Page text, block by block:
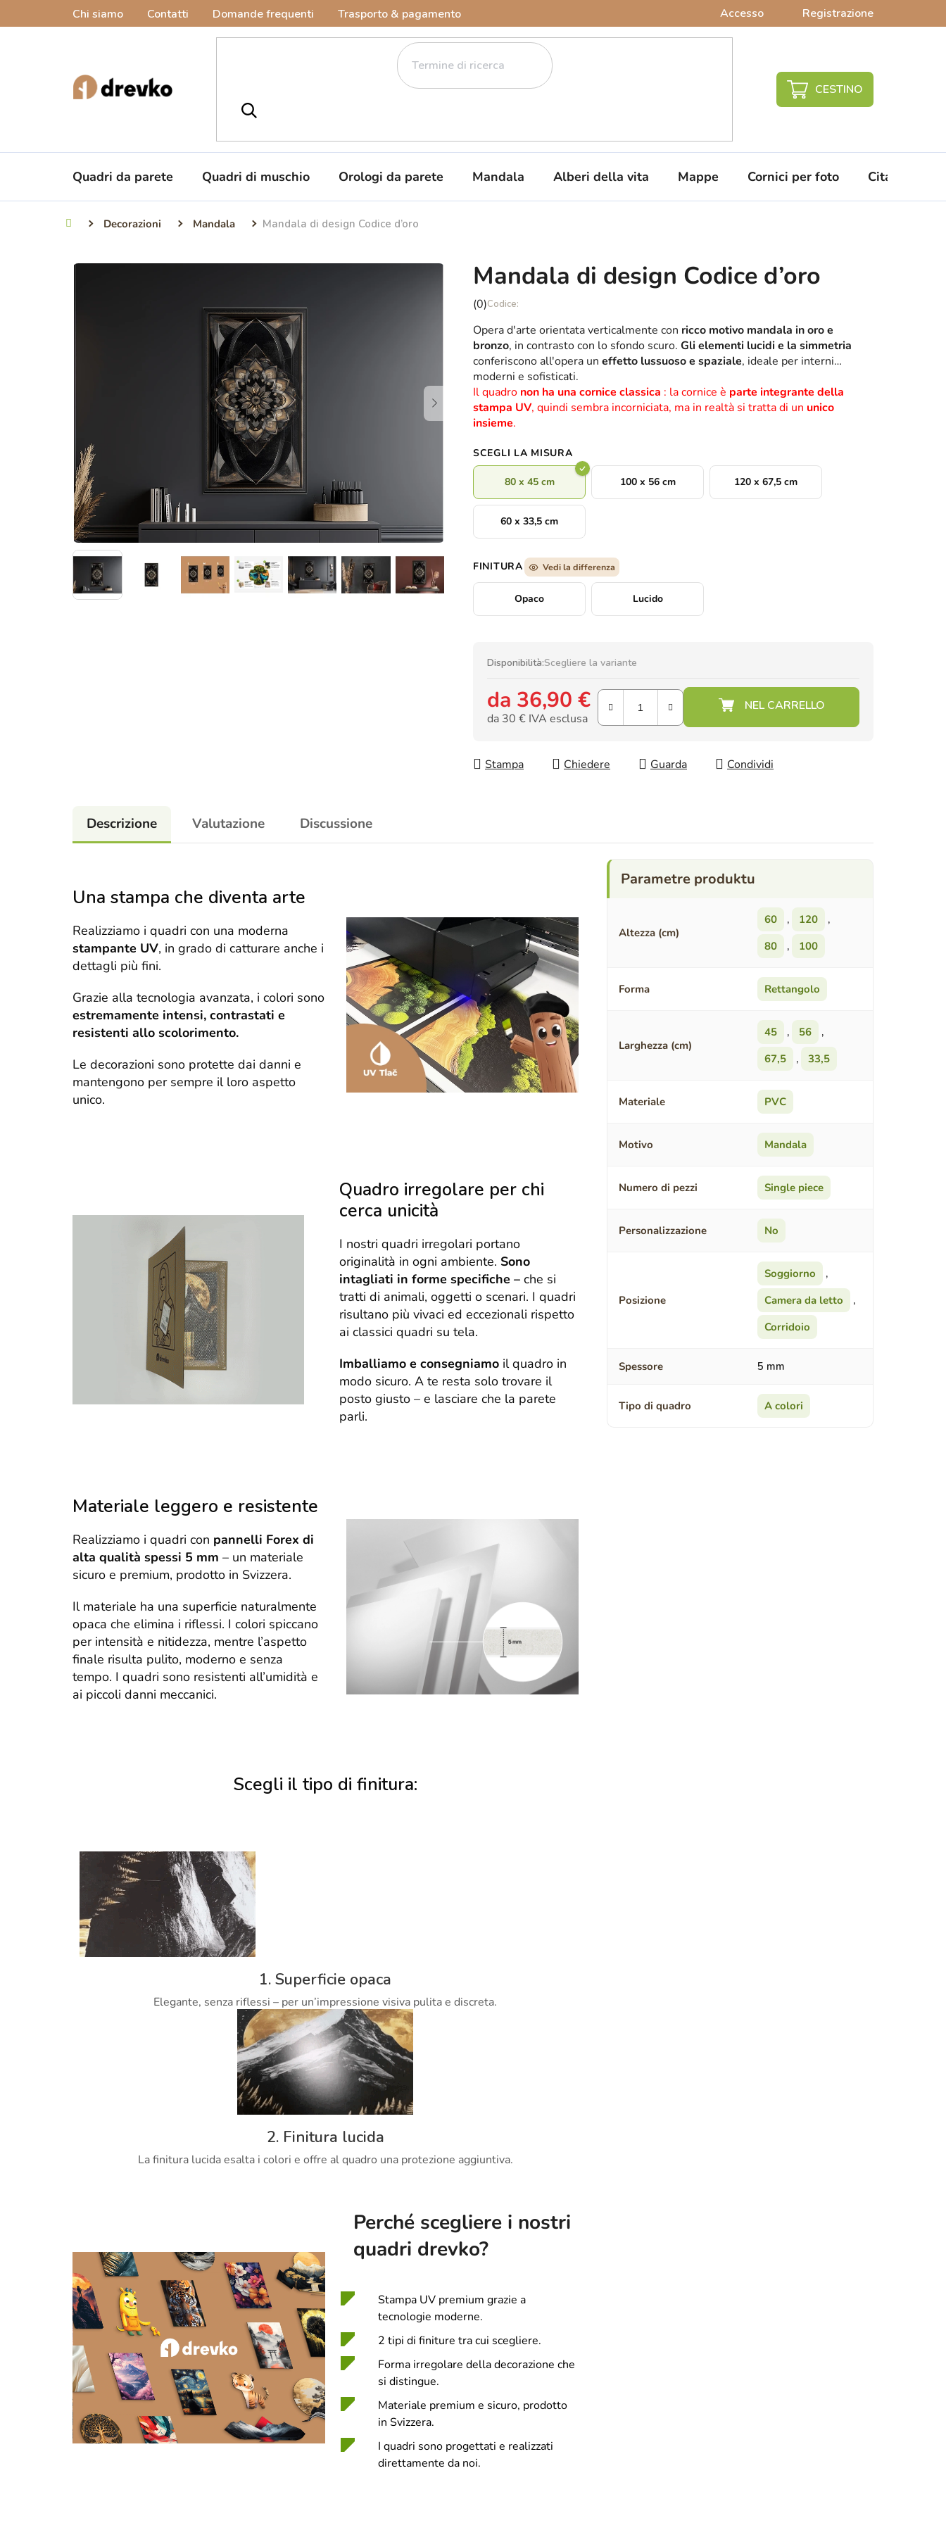
Chi siamo Contatti Domande frequenti Trasporto & pagamento Accesso Registrazione
CARRELLO
SPESA
Quadri da parete Quadri di muschio Orologi da parete Mandala Alberi della vita Mappe Cornici per foto Citazioni da
Casa Decorazioni Mandala Mandala di design Codice d’oro
Mandala di design Codice d’oro
La
media
del
prodotto
è
0,0
su
5
(0)
Opera d'arte orientata verticalmente con ricco motivo mandala in oro e
bronzo, in contrasto con lo sfondo scuro. Gli elementi lucidi e la simmetria
conferiscono all'opera un effetto lussuoso e spaziale, ideale per interni
moderni e sofisticati.
Il quadro non ha una cornice classica : la cornice è parte integrante della
stampa UV, quindi sembra incorniciata, ma in realtà si tratta di un unico
insieme.
SCEGLI LA MISURA
80 x 45 cm 100 x 56 cm 120 x 67,5 cm
60 x 33,5 cm
FINITURA Vedi la differenza
Opaco Lucido
Disponibilità:Scegliere la variante
da 36,90 €
da 30 € IVA esclusa
Stampa
Chiedere Guarda Condividi
Descrizione Valutazione Discussione
Una stampa che diventa arte
Realizziamo i quadri con una moderna
stampante UV, in grado di catturare anche i
dettagli più fini.
Grazie alla tecnologia avanzata, i colori sono
estremamente intensi, contrastati e
resistenti allo scolorimento.
Le decorazioni sono protette dai danni e
mantengono per sempre il loro aspetto
unico.
Quadro irregolare per chi
cerca unicità
I nostri quadri irregolari portano
originalità in ogni ambiente. Sono
intagliati in forme specifiche – che si
tratti di animali, oggetti o scenari. I quadri
risultano più vivaci ed eccezionali rispetto
ai classici quadri su tela.
Imballiamo e consegniamo il quadro in
modo sicuro. A te resta solo trovare il
posto giusto – e lasciare che la parete
parli.
Materiale leggero e resistente
Realizziamo i quadri con pannelli Forex di
alta qualità spessi 5 mm – un materiale
sicuro e premium, prodotto in Svizzera.
Il materiale ha una superficie naturalmente
opaca che elimina i riflessi. I colori spiccano
per intensità e nitidezza, mentre l’aspetto
finale risulta pulito, moderno e senza
tempo. I quadri sono resistenti all’umidità e
ai piccoli danni meccanici.
Scegli il tipo di finitura:
1. Superficie opaca
Elegante, senza riflessi – per un’impressione visiva pulita e discreta.
2. Finitura lucida
La finitura lucida esalta i colori e offre al quadro una protezione aggiuntiva.
Perché scegliere i nostri
quadri drevko?
Stampa UV premium grazie a
tecnologie moderne.
2 tipi di finiture tra cui scegliere.
Forma irregolare della decorazione che
si distingue.
Materiale premium e sicuro, prodotto
in Svizzera.
I quadri sono progettati e realizzati
direttamente da noi.
Altezza (cm)
60 , 120
,
80
, 100
Forma Rettangolo
Larghezza (cm)
45 , 56
,
67,5
, 33,5
Materiale PVC
Motivo Mandala
Numero di pezzi Single piece
Personalizzazione No
Posizione
Soggiorno
,
Camera da letto
,
Corridoio
Spessore 5 mm
Tipo di quadro A colori